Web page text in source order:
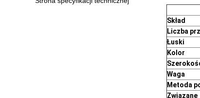
Skład
Liczba
Łuski
Kolor
Waga
Metoda
Związane